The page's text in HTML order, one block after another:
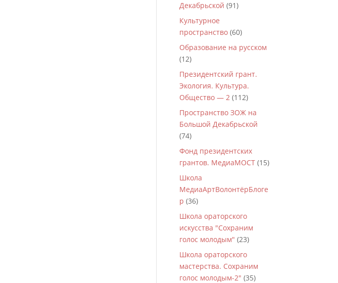
Декабрьской (91)
Культурное
пространство (60)
Образование на русском
(12)
Президентский грант.
Экология. Культура.
Общество — 2 (112)
Пространство ЗОЖ на
Большой Декабрьской
(74)
Фонд президентских
грантов. МедиаМОСТ (15)
Школа
МедиаАртВолонтёрБлоге
р (36)
Школа ораторского
искусства "Сохраним
голос молодым" (23)
Школа ораторского
мастерства. Сохраним
голос молодым-2" (35)